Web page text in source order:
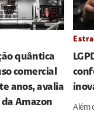
quântica
comercial
anos, avalia
Amazon
Além